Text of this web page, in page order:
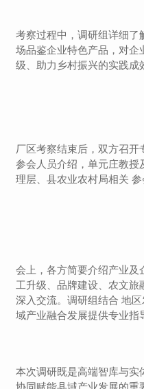
考察过程中，调研组详细
场品鉴企业特色产品，对
级、助力乡村振兴的实践成
厂区考察结束后，双方召开
参会人员介绍，单元庄教授
理层、县农业农村局相关 参
会上，各方简要介绍产业及
工升级、品牌建设、农文
深入交流。调研组结合 地
域产业融合发展提供专业指
本次调研既是高端智库与实
协同赋能县域产业发展的重